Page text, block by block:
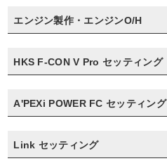
エンジン製作・エンジンO/H
HKS F-CON V Pro セッティング
A'PEXi POWER FC セッティング
Link セッティング